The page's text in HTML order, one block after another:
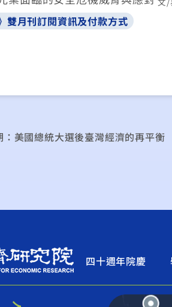
雙月刊訂閱資訊及付款方式
美國總統大選後臺灣經濟的再平衡
四十週年院慶